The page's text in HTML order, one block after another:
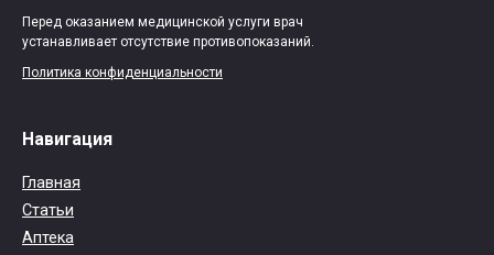
Перед оказанием медицинской услуги врач
устанавливает отсутствие противопоказаний.
Политика конфиденциальности
Навигация
Главная
Статьи
Аптека